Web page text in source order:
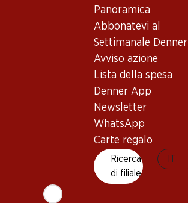
Panoramica
Abbonatevi al
Settimanale Denner
Avviso azione
Lista della spesa
Denner App
Newsletter
WhatsApp
Carte regalo
Ricerca
di filiale
In alto
Newsletter